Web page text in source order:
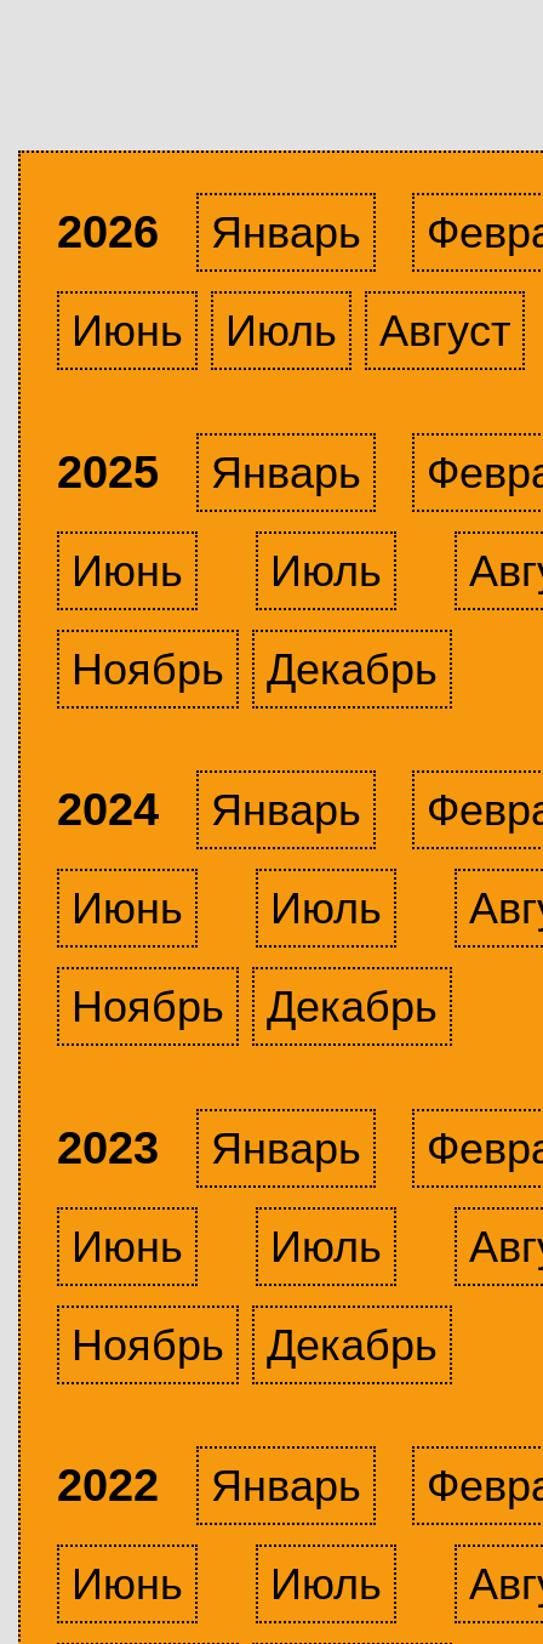
2026 Январь
Июнь
Июль Август
2025 Январь
Июнь
Июль
Ноябрь
Декабрь
2024 Январь
Июнь
Июль
Ноябрь
Декабрь
2023 Январь
Июнь
Июль
Ноябрь
Декабрь
2022 Январь
Июнь
Июль